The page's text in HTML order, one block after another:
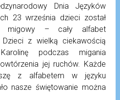
Dnia Języków
23 września dzieci został
migowy – cały alfabet
Dzieci z wielką ciekawością
podczas migania
jej ruchów. Każde
z alfabetem w języku
nasze świętowanie można